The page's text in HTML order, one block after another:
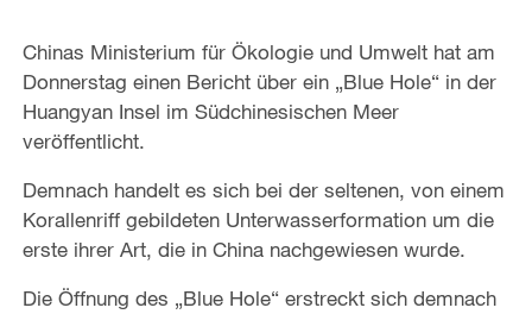
Chinas Ministerium für Ökologie und Umwelt hat am
Donnerstag einen Bericht über ein „Blue Hole“ in der
Huangyan Insel im Südchinesischen Meer
veröffentlicht.
Demnach handelt es sich bei der seltenen, von einem
Korallenriff gebildeten Unterwasserformation um die
erste ihrer Art, die in China nachgewiesen wurde.
Die Öffnung des „Blue Hole“ erstreckt sich demnach